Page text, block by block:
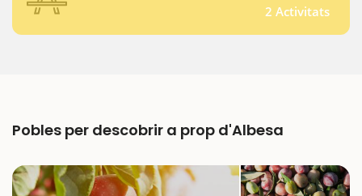
2 Activitats
Pobles per descobrir a prop d'Albesa